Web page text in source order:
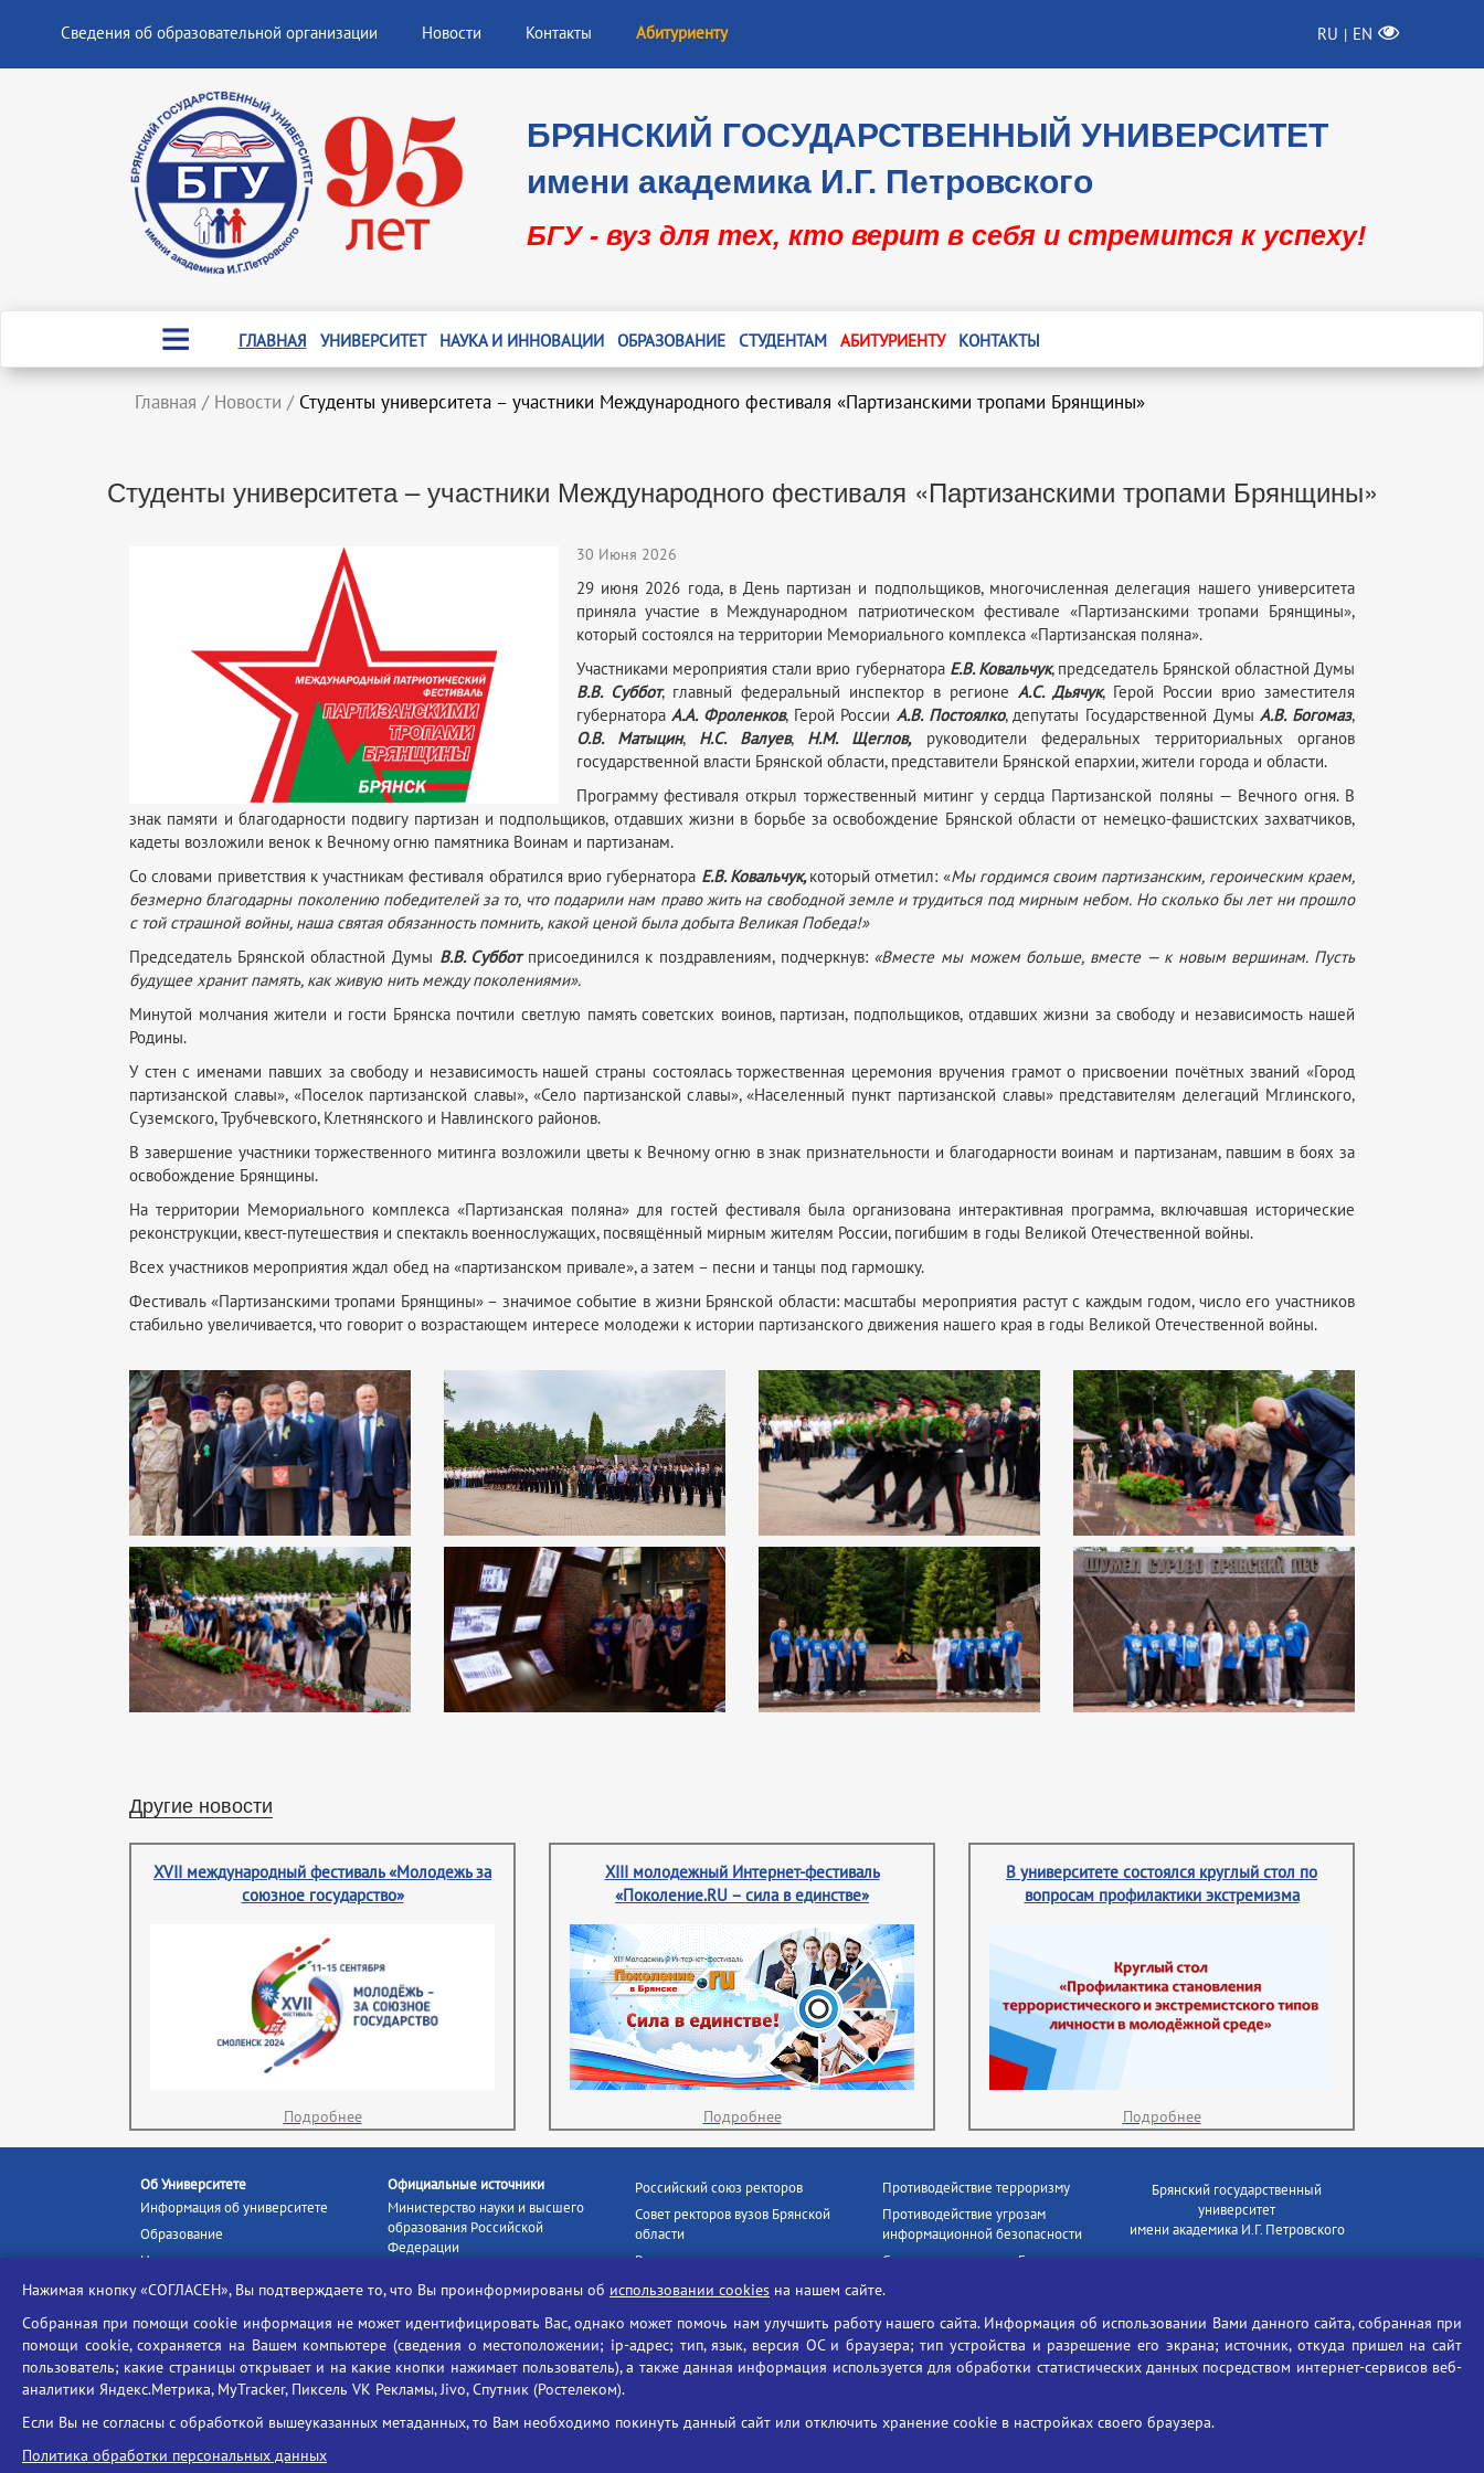
Сведения об образовательной организации Новости Контакты Абитуриенту RU | EN
БРЯНСКИЙ ГОСУДАРСТВЕННЫЙ УНИВЕРСИТЕТ
имени академика И.Г. Петровского
БГУ - вуз для тех, кто верит в себя и стремится к успеху!
ГЛАВНАЯ УНИВЕРСИТЕТ НАУКА И ИННОВАЦИИ ОБРАЗОВАНИЕ СТУДЕНТАМ АБИТУРИЕНТУ КОНТАКТЫ
Главная / Новости / Студенты университета – участники Международного фестиваля «Партизанскими тропами Брянщины»
Студенты университета – участники Международного фестиваля «Партизанскими тропами Брянщины»
30 Июня 2026
29 июня 2026 года, в День партизан и подпольщиков, многочисленная делегация нашего университета
приняла участие в Международном патриотическом фестивале «Партизанскими тропами Брянщины»,
который состоялся на территории Мемориального комплекса «Партизанская поляна».
Участниками мероприятия стали врио губернатора Е.В. Ковальчук, председатель Брянской областной Думы
В.В. Суббот, главный федеральный инспектор в регионе А.С. Дьячук, Герой России врио заместителя
губернатораА.А. Фроленков, Герой России А.В. Постоялко, депутаты Государственной ДумыА.В. Богомаз,
О.В. Матыцин, Н.С. Валуев, Н.М. Щеглов,руководители федеральных территориальных органов
государственной власти Брянской области, представители Брянской епархии, жители города и области.
Программу фестиваля открыл торжественный митинг у сердца Партизанской поляны — Вечного огня. В
знак памяти и благодарности подвигу партизан и подпольщиков, отдавших жизни в борьбе за освобождение Брянской области от немецко-фашистских захватчиков,
кадеты возложили венок к Вечному огню памятника Воинам и партизанам.
Со словами приветствия к участникам фестиваля обратился врио губернатора Е.В. Ковальчук,который отметил: «Мы гордимся своим партизанским, героическим краем,
безмерно благодарны поколению победителей за то, что подарили нам право жить на свободной земле и трудиться под мирным небом. Но сколько бы лет ни прошло
с той страшной войны, наша святая обязанность помнить, какой ценой была добыта Великая Победа!»
Председатель Брянской областной Думы В.В. Субботприсоединился к поздравлениям, подчеркнув: «Вместе мы можем больше, вместе — к новым вершинам. Пусть
будущее хранит память, как живую нить между поколениями».
Минутой молчания жители и гости Брянска почтили светлую память советских воинов, партизан, подпольщиков, отдавших жизни за свободу и независимость нашей
Родины.
У стен с именами павших за свободу и независимость нашей страны состоялась торжественная церемония вручения грамот о присвоении почётных званий «Город
партизанской славы», «Поселок партизанской славы», «Село партизанской славы», «Населенный пункт партизанской славы» представителям делегаций Мглинского,
Суземского, Трубчевского, Клетнянского и Навлинского районов.
В завершение участники торжественного митинга возложили цветы к Вечному огню в знак признательности и благодарности воинам и партизанам, павшим в боях за
освобождение Брянщины.
На территории Мемориального комплекса «Партизанская поляна» для гостей фестиваля была организована интерактивная программа, включавшая исторические
реконструкции, квест-путешествия и спектакль военнослужащих, посвящённый мирным жителям России, погибшим в годы Великой Отечественной войны.
Всех участников мероприятия ждал обед на «партизанском привале», а затем – песни и танцы под гармошку.
Фестиваль «Партизанскими тропами Брянщины» – значимое событие в жизни Брянской области: масштабы мероприятия растут с каждым годом, число его участников
стабильно увеличивается, что говорит о возрастающем интересе молодежи к истории партизанского движения нашего края в годы Великой Отечественной войны.
Другие новости
XVII международный фестиваль «Молодежь за
союзное государство»
Подробнее
XIII молодежный Интернет-фестиваль
«Поколение.RU – сила в единстве»
Подробнее
В университете состоялся круглый стол по
вопросам профилактики экстремизма
Подробнее
Об Университете
Информация об университете
Образование
Наука и инновации
Абитуриенту
Ассоциация выпускников
Центр тестирования
иностранных граждан
Конкурс на замещение
должностей научно-
педагогических работников
Официальные источники
Министерство науки и высшего
образования Российской
Федерации
Портал «Российское
образование»
Единое окно информационных
ресурсов
Единая коллекция цифровых
образовательных ресурсов
Российский союз ректоров
Совет ректоров вузов Брянской
области
Росстудцентр
Наши партнёры
Портал «Русский язык»
Учительская газета
Единый портал государственных
Противодействие терроризму
Противодействие угрозам
информационной безопасности
Социальные ролики - Генеральная
БГУ против наркотиков
Брянский государственный
университет
имени академика И.Г. Петровского
Телефон: +7(4832)58-90-85
Нажимая кнопку «СОГЛАСЕН», Вы подтверждаете то, что Вы проинформированы об использовании cookies на нашем сайте.
Собранная при помощи cookie информация не может идентифицировать Вас, однако может помочь нам улучшить работу нашего сайта. Информация об использовании Вами данного сайта, собранная при
помощи cookie, сохраняется на Вашем компьютере (сведения о местоположении; ip-адрес; тип, язык, версия ОС и браузера; тип устройства и разрешение его экрана; источник, откуда пришел на сайт
пользователь; какие страницы открывает и на какие кнопки нажимает пользователь), а также данная информация используется для обработки статистических данных посредством интернет-сервисов веб-
аналитики Яндекс.Метрика, MyTracker, Пиксель VK Рекламы, Jivo, Спутник (Ростелеком).
Если Вы не согласны с обработкой вышеуказанных метаданных, то Вам необходимо покинуть данный сайт или отключить хранение cookie в настройках своего браузера.
Политика обработки персональных данных